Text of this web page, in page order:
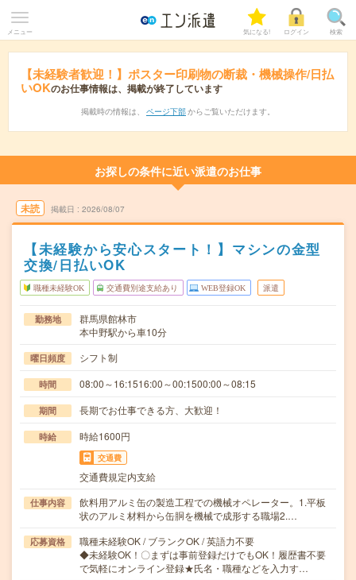
メニュー 気になる! ログイン 検索
【未経験者歓迎！】ポスター印刷物の断裁・機械操作/日払
いOKのお仕事情報は、掲載が終了しています
掲載時の情報は、 ページ下部 からご覧いただけます。
お探しの条件に近い派遣のお仕事
未読 掲載日 2026/08/07
【未経験から安心スタート！】マシンの金型
交換/日払いOK
職種未経験OK 交通費別途支給あり WEB登録OK 派遣
勤務地
群馬県館林市
本中野駅から車10分
曜日頻度 シフト制
時間 08:00～16:1516:00～00:1500:00～08:15
期間 長期でお仕事できる方、大歓迎！
時給 時給1600円
交通費
交通費規定内支給
仕事内容
飲料用アルミ缶の製造工程での機械オペレーター。1.平板
状のアルミ材料から缶胴を機械で成形する職場2.…
応募資格
職種未経験OK / ブランクOK / 英語力不要
◆未経験OK！〇まずは事前登録だけでもOK！履歴書不要
で気軽にオンライン登録★氏名・職種などを入力す…